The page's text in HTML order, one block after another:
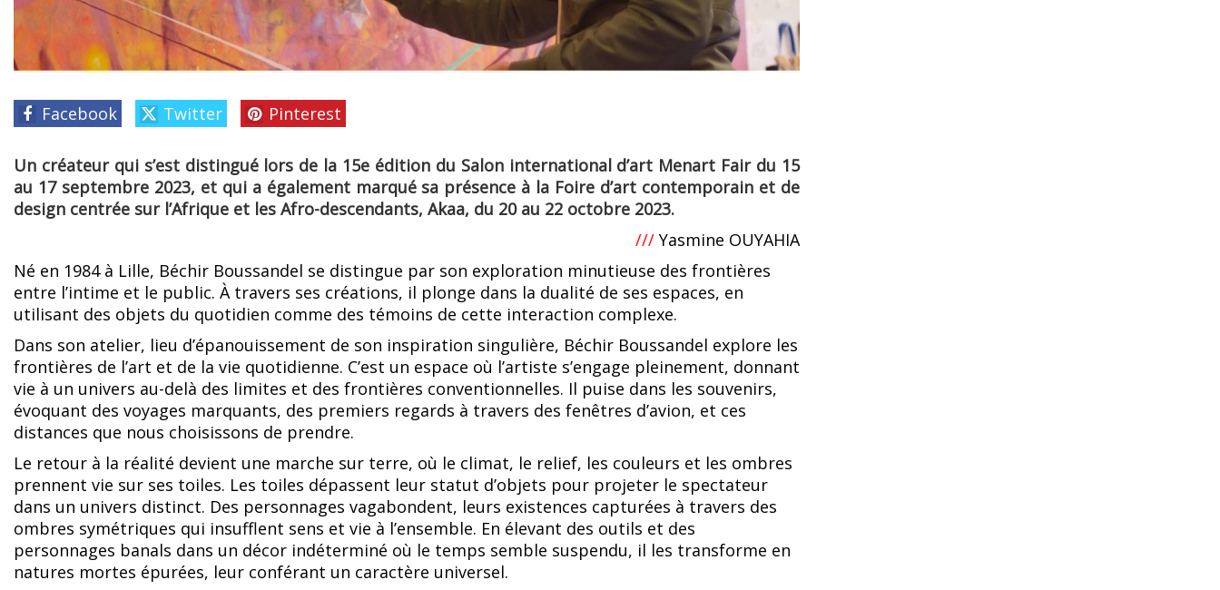
Facebook Twitter Pinterest
Un créateur qui s’est distingué lors de la 15e édition du Salon international d’art Menart Fair du 15
au 17 septembre 2023, et qui a également marqué sa présence à la Foire d’art contemporain et de
design centrée sur l’Afrique et les Afro-descendants, Akaa, du 20 au 22 octobre 2023.
/// Yasmine OUYAHIA
Né en 1984 à Lille, Béchir Boussandel se distingue par son exploration minutieuse des frontières
entre l’intime et le public. À travers ses créations, il plonge dans la dualité de ses espaces, en
utilisant des objets du quotidien comme des témoins de cette interaction complexe.
Dans son atelier, lieu d’épanouissement de son inspiration singulière, Béchir Boussandel explore les
frontières de l’art et de la vie quotidienne. C’est un espace où l’artiste s’engage pleinement, donnant
vie à un univers au-delà des limites et des frontières conventionnelles. Il puise dans les souvenirs,
évoquant des voyages marquants, des premiers regards à travers des fenêtres d’avion, et ces
distances que nous choisissons de prendre.
Le retour à la réalité devient une marche sur terre, où le climat, le relief, les couleurs et les ombres
prennent vie sur ses toiles. Les toiles dépassent leur statut d’objets pour projeter le spectateur
dans un univers distinct. Des personnages vagabondent, leurs existences capturées à travers des
ombres symétriques qui insufflent sens et vie à l’ensemble. En élevant des outils et des
personnages banals dans un décor indéterminé où le temps semble suspendu, il les transforme en
natures mortes épurées, leur conférant un caractère universel.